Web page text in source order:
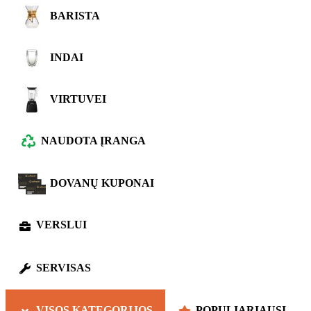
BARISTA
INDAI
VIRTUVEI
NAUDOTA ĮRANGA
DOVANŲ KUPONAI
VERSLUI
SERVISAS